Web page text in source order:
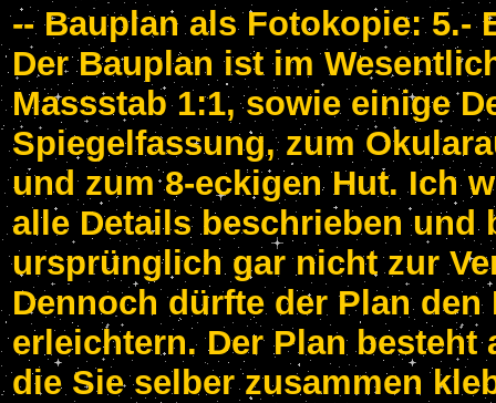
-- Bauplan als Fotokopie: 5.-
Der Bauplan ist im
Massstab 1:1, sowie einige
Spiegelfassung, zum
und zum 8-eckigen Hut. Ich
alle Details beschrieben und
ursprünglich gar nicht zur
Dennoch dürfte der Plan
erleichtern. Der Plan besteht
die Sie selber zusammen